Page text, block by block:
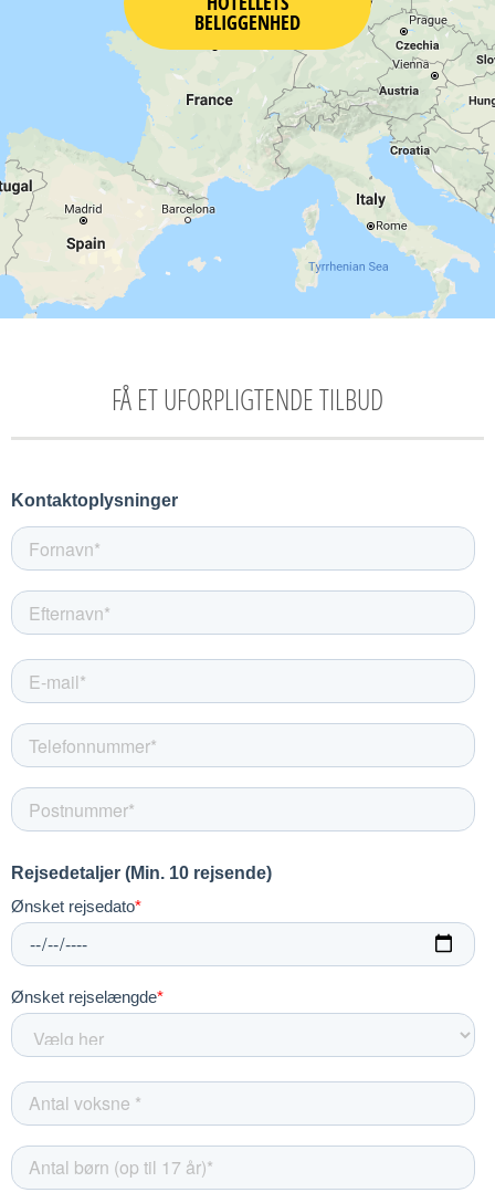
BELIGGENHED
FÅ ET UFORPLIGTENDE TILBUD